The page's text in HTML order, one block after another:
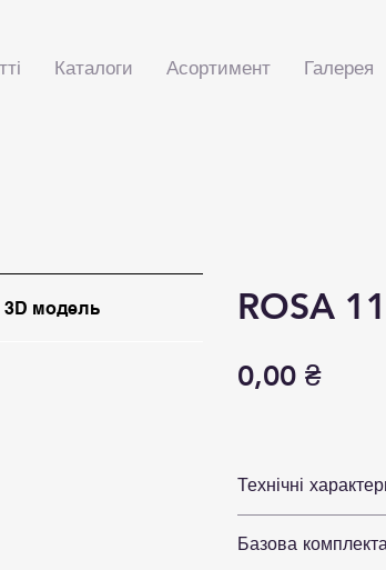
Каталоги Асортимент Галерея
ROSA 11
0,00 ₴Ціна
Технічні
400х135х550
Базова
3D модель